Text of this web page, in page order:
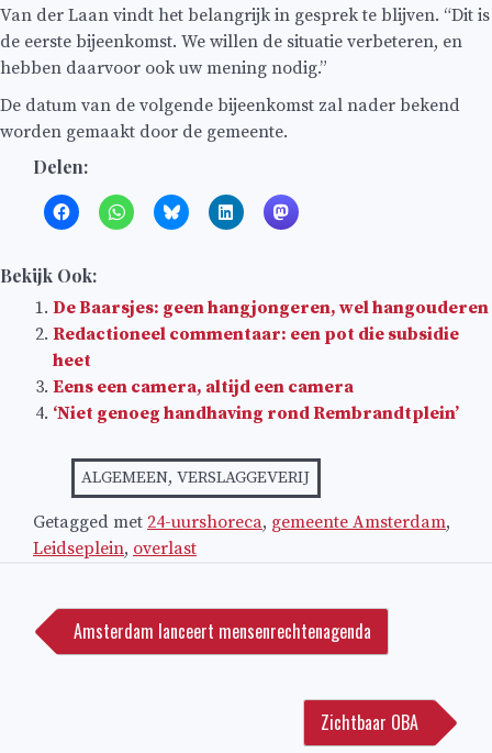
Van der Laan vindt het belangrijk in gesprek te blijven. “Dit is
de eerste bijeenkomst. We willen de situatie verbeteren, en
hebben daarvoor ook uw mening nodig.”
De datum van de volgende bijeenkomst zal nader bekend
worden gemaakt door de gemeente.
Delen:
Bekijk Ook:
De Baarsjes: geen hangjongeren, wel hangouderen
Redactioneel commentaar: een pot die subsidie
heet
Eens een camera, altijd een camera
‘Niet genoeg handhaving rond Rembrandtplein’
ALGEMEEN,VERSLAGGEVERIJ
Getagged met 24-uurshoreca, gemeente Amsterdam,
Leidseplein, overlast
navigatie
Amsterdam lanceert mensenrechtenagenda
Zichtbaar OBA